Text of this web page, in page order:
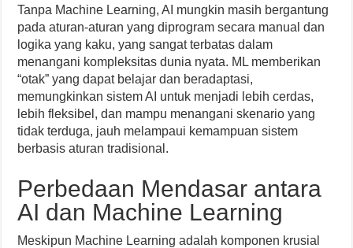
Tanpa Machine Learning, AI mungkin masih bergantung
pada aturan-aturan yang diprogram secara manual dan
logika yang kaku, yang sangat terbatas dalam
menangani kompleksitas dunia nyata. ML memberikan
“otak” yang dapat belajar dan beradaptasi,
memungkinkan sistem AI untuk menjadi lebih cerdas,
lebih fleksibel, dan mampu menangani skenario yang
tidak terduga, jauh melampaui kemampuan sistem
berbasis aturan tradisional.
Perbedaan Mendasar antara
AI dan Machine Learning
Meskipun Machine Learning adalah komponen krusial